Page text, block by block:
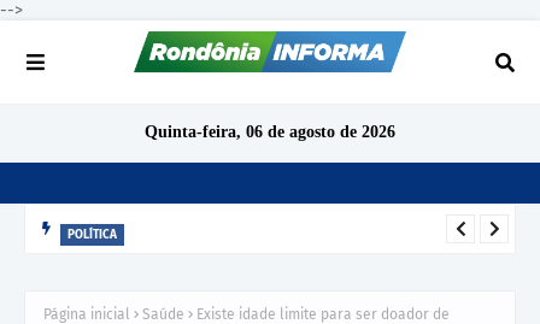
-->
Quinta-feira, 06 de agosto de 2026
POLÍTICA
Página inicial Saúde
Existe idade limite para ser doador de